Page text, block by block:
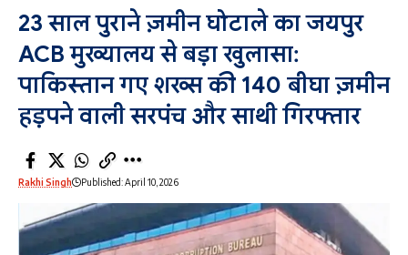
23 साल पुराने ज़मीन घोटाले का जयपुर
ACB मुख्यालय से बड़ा खुलासा:
पाकिस्तान गए शख्स की 140 बीघा ज़मीन
हड़पने वाली सरपंच और साथी गिरफ्तार
Rakhi Singh Published: April 10, 2026